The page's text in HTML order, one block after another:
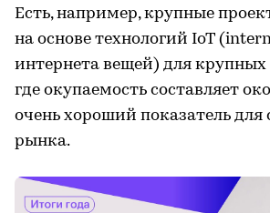
Есть, например, крупные
на основе технологий IoT
интернета вещей) для
где окупаемость составляет
очень хороший показатель для
рынка.